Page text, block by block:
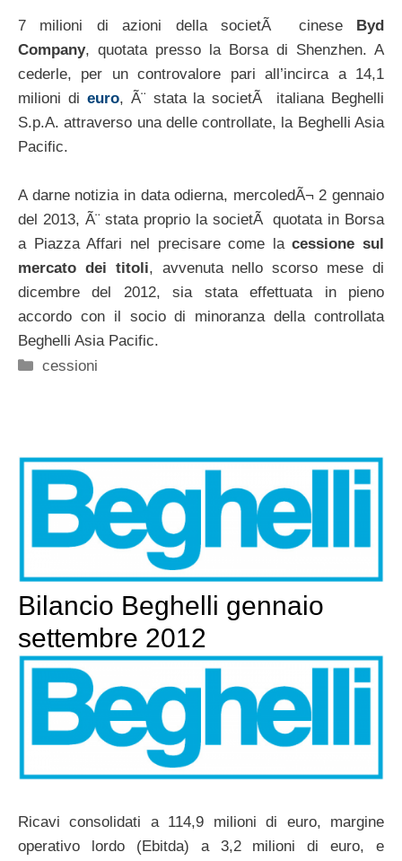
7 milioni di azioni della societÃ cinese
Byd
Company, quotata presso la Borsa di Shenzhen. A
cederle, per un controvalore pari all’incirca a 14,1
milioni di euro, Ã¨ stata la societÃ italiana Beghelli
S.p.A. attraverso una delle controllate, la Beghelli Asia
Pacific.
A darne notizia in data odierna, mercoledÃ¬ 2 gennaio
del 2013, Ã¨ stata proprio la societÃ quotata in Borsa
a Piazza Affari nel precisare come lacessione sul
mercato dei titoli, avvenuta nello scorso mese di
dicembre del 2012, sia stata effettuata in pieno
accordo con il socio di minoranza della controllata
Beghelli Asia Pacific.
Categorie
cessioni
Bilancio Beghelli gennaio
settembre 2012
Ricavi consolidati a 114,9 milioni di euro, margine
operativo lordo (Ebitda) a 3,2 milioni di euro, e